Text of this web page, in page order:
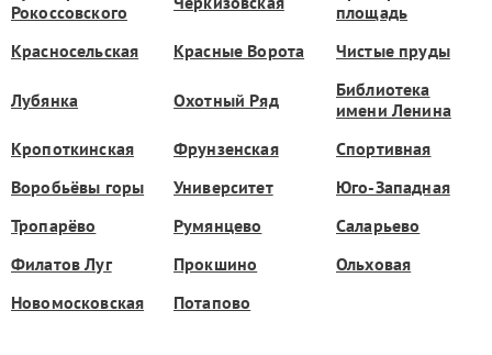
Рокоссовского
площадь
Красносельская
Красные Ворота Чистые пруды
Лубянка Охотный Ряд
Библиотека
имени Ленина
Кропоткинская
Фрунзенская
Спортивная
Воробьёвы горы
Университет
Юго-Западная
Тропарёво
Румянцево
Саларьево
Филатов Луг
Прокшино
Ольховая
Новомосковская
Потапово